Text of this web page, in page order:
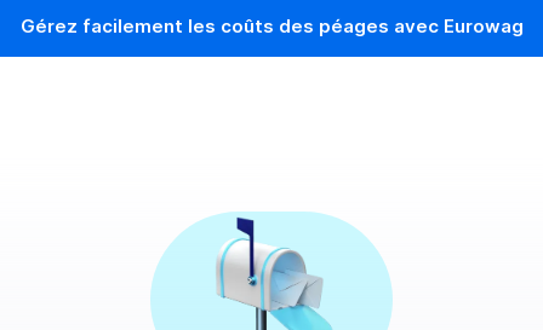
Gérez facilement les coûts des péages avec Eurowag